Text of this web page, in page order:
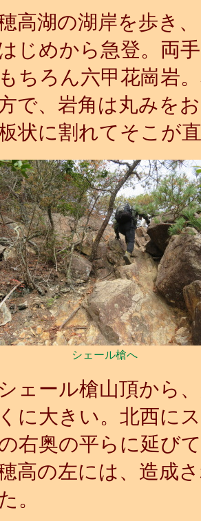
高湖の湖岸を歩き
じめから急登。両
ちろん六甲花崗岩
で、岩角は丸みを
状に割れてそこが
シェール槍へ
ェール槍山頂から
に大きい。北西に
右奥の平らに延び
高の左には、造成
。